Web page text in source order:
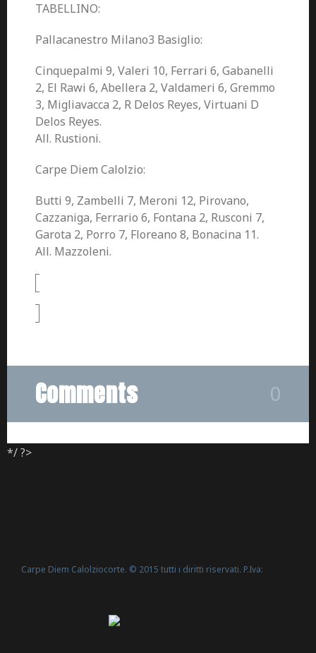
TABELLINO:
Pallacanestro Milano3 Basiglio:
Cinquepalmi 9, Valeri 10, Ferrari 6, Gabanelli
2, El Rawi 6, Abellera 2, Valdameri 6, Gremmo
3, Migliavacca 2, R Delos Reyes, Virtuani D
Delos Reyes.
All. Rustioni.
Carpe Diem Calolzio:
Butti 9, Zambelli 7, Meroni 12, Pirovano,
Cazzaniga, Ferrario 6, Fontana 2, Rusconi 7,
Garota 2, Porro 7, Floreano 8, Bonacina 11.
All. Mazzoleni.
Comments 0
*/ ?>
Carpe Diem Calolziocorte. © 2015 tutti i diritti riservati. P.Iva: